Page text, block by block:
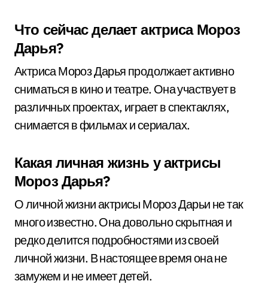
Что сейчас делает актриса Мороз
Дарья?
Актриса Мороз Дарья продолжает активно
сниматься в кино и театре. Она участвует в
различных проектах, играет в спектаклях,
снимается в фильмах и сериалах.
Какая личная жизнь у актрисы
Мороз Дарья?
О личной жизни актрисы Мороз Дарьи не так
много известно. Она довольно скрытная и
редко делится подробностями из своей
личной жизни. В настоящее время она не
замужем и не имеет детей.